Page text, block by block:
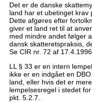
Det er de danske
land har et ubetinget krav
Dette afgøres efter
giver et land ret til at
med mindre andet følger
dansk skatteretspraksis,
Se CIR nr. 72 af
LL § 33 er en intern
ikke er en indgået en
land, eller hvis det er
lempelsesregel i stedet
pkt. 5.2.7.